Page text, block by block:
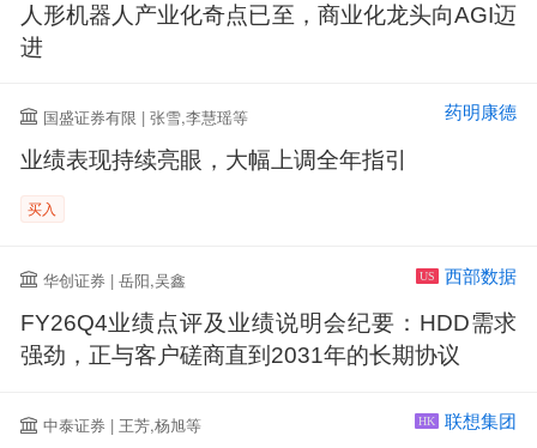
人形机器人产业化奇点已至，商业化龙头向AGI迈
进
国盛证券有限 | 张雪,李慧瑶等 药明康德
业绩表现持续亮眼，大幅上调全年指引
买入
华创证券 | 岳阳,吴鑫 US 西部数据
FY26Q4业绩点评及业绩说明会纪要：HDD需求
强劲，正与客户磋商直到2031年的长期协议
中泰证券 | 王芳,杨旭等 HK 联想集团